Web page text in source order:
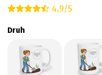
4.9/5
Druh